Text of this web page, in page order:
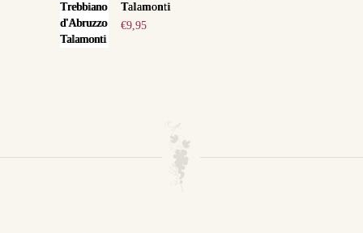
Talamonti
€9,95